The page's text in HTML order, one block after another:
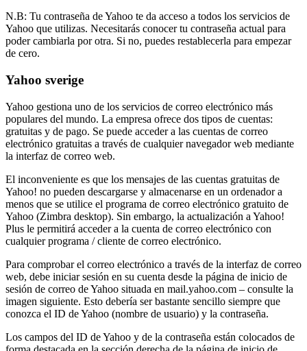
N.B: Tu contraseña de Yahoo te da acceso a todos los servicios de
Yahoo que utilizas. Necesitarás conocer tu contraseña actual para
poder cambiarla por otra. Si no, puedes restablecerla para empezar
de cero.
Yahoo sverige
Yahoo gestiona uno de los servicios de correo electrónico más
populares del mundo. La empresa ofrece dos tipos de cuentas:
gratuitas y de pago. Se puede acceder a las cuentas de correo
electrónico gratuitas a través de cualquier navegador web mediante
la interfaz de correo web.
El inconveniente es que los mensajes de las cuentas gratuitas de
Yahoo! no pueden descargarse y almacenarse en un ordenador a
menos que se utilice el programa de correo electrónico gratuito de
Yahoo (Zimbra desktop). Sin embargo, la actualización a Yahoo!
Plus le permitirá acceder a la cuenta de correo electrónico con
cualquier programa / cliente de correo electrónico.
Para comprobar el correo electrónico a través de la interfaz de correo
web, debe iniciar sesión en su cuenta desde la página de inicio de
sesión de correo de Yahoo situada en mail.yahoo.com – consulte la
imagen siguiente. Esto debería ser bastante sencillo siempre que
conozca el ID de Yahoo (nombre de usuario) y la contraseña.
Los campos del ID de Yahoo y de la contraseña están colocados de